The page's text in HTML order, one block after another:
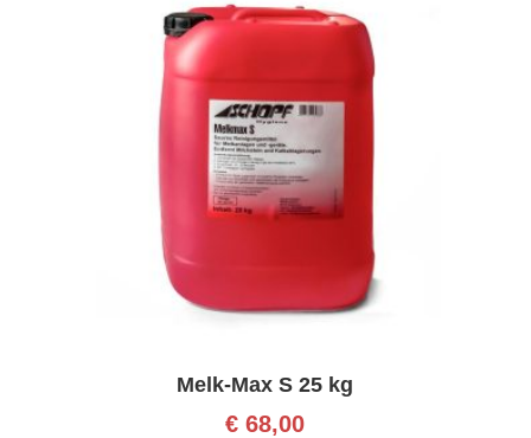
Melk-Max S 25 kg
€ 68,00